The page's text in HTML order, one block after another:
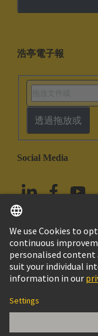
浩亭電子報
透過拖放或
Social Media
台灣 繁体
© HARTING浩亭技術